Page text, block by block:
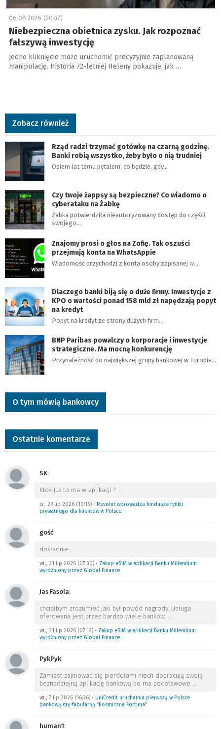
06.08.2026 (20:37)
Niebezpieczna obietnica zysku. Jak rozpoznać
fałszywą inwestycję
Jedno kliknięcie może uruchomić precyzyjnie zaplanowaną
manipulację. Historia 72-letniej Heleny pokazuje, jak …
Zobacz również
Rząd radzi trzymać gotówkę na czarną godzinę.
Banki robią wszystko, żeby było o nią trudniej
Osiem lat temu pytałem, co będzie, gdy…
Czy twoje żappsy są bezpieczne? Co wiadomo o
cyberataku na Żabkę
Żabka potwierdziła nieautoryzowany dostęp do części
swojego…
Znajomy prosi o głos na Zofię. Tak oszuści
przejmują konta na WhatsAppie
Wiadomość przychodzi z konta osoby zapisanej w…
Dlaczego banki biją się o duże firmy. Inwestycje z
KPO o wartości ponad 158 mld zł napędzają popyt
na kredyt
Popyt na kredyt ze strony dużych firm…
BNP Paribas powalczy o korporacje i inwestycje
strategiczne. Ma mocną konkurencję
Przynależność do największej grupy bankowej w Europie…
O tym mówią bankowcy
Ostatnie komentarze
SK:
Ktoś już to ma w aplikacji ? …
śr., 29 lip 2026 (10:13) • Revolut wprowadza fundusze rynku
prywatnego dla klientów w Polsce
gość:
dokładnie …
wt., 21 lip 2026 (07:30) • Zakup eSIM w aplikacji Banku Millennium
wyróżniony przez Global Finance
Jas Fasola:
chciałbym zrozumieć jaki był powód nagrody. Usługa
oferowana jest przez bardzo wiele banków. …
wt., 21 lip 2026 (07:12) • Zakup eSIM w aplikacji Banku Millennium
wyróżniony przez Global Finance
PykPyk:
Zamiast zajmować się pierdołami niech dopracują swoją
beznadziejną aplikację bankową bo ma podstawowe …
wt., 7 lip 2026 (16:36) • UniCredit uruchamia pierwszą w Polsce
bankową grę fabularną “Kosmiczna Fortuna”
human1: